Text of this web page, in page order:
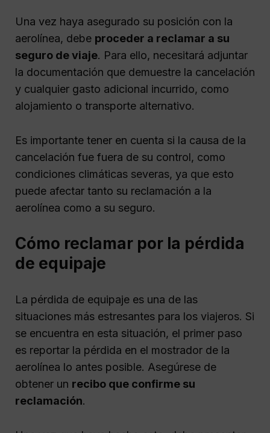
Una vez haya asegurado su posición con la
aerolínea, debe proceder a reclamar a su
seguro de viaje. Para ello, necesitará adjuntar
la documentación que demuestre la cancelación
y cualquier gasto adicional incurrido, como
alojamiento o transporte alternativo.
Es importante tener en cuenta si la causa de la
cancelación fue fuera de su control, como
condiciones climáticas severas, ya que esto
puede afectar tanto su reclamación a la
aerolínea como a su seguro.
Cómo reclamar por la pérdida
de equipaje
La pérdida de equipaje es una de las
situaciones más estresantes para los viajeros. Si
se encuentra en esta situación, el primer paso
es reportar la pérdida en el mostrador de la
aerolínea lo antes posible. Asegúrese de
obtener un recibo que confirme su
reclamación.